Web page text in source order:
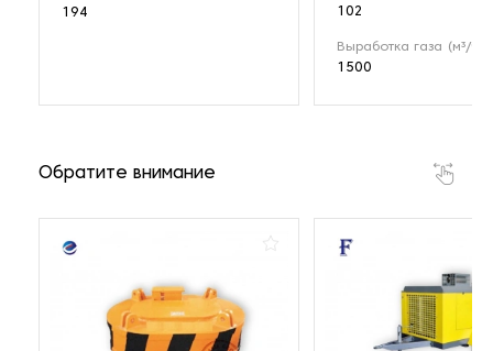
194
102
Выработка газа (м³/ч)
1500
Обратите внимание